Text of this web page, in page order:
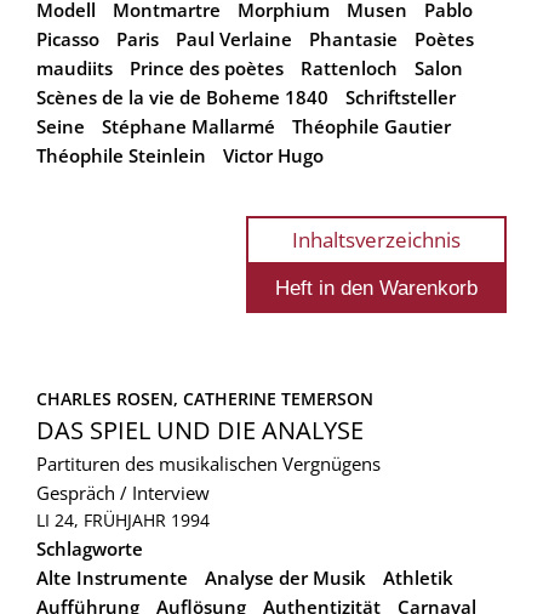
Modell
Montmartre Morphium Musen
Pablo
Picasso
Paris Paul Verlaine Phantasie
Poètes
maudiits
Prince des poètes Rattenloch
Salon
Scènes de la vie de Boheme 1840
Schriftsteller
Seine
Stéphane Mallarmé
Théophile Gautier
Théophile Steinlein
Victor Hugo
Inhaltsverzeichnis
CHARLES ROSEN, CATHERINE TEMERSON
DAS SPIEL UND DIE ANALYSE
Partituren des musikalischen Vergnügens
Gespräch / Interview
LI 24, FRÜHJAHR 1994
Schlagworte
Alte Instrumente
Analyse der Musik
Athletik
Aufführung
Auflösung Authentizität
Carnaval